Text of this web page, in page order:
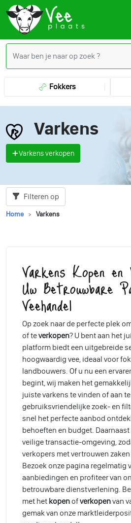
Fokkers
Varkens
Varkens verkopen
Filteren op
Home Varkens
Varkens Kopen en
Uw Betrouwbare
Veehandel
Op zoek naar de perfecte plek
of teverkopen? U bent aan het
platform biedt een uitgebreide
hoogwaardig vee, ideaal voor
landbouwers. Of u nu een
begint, wij maken het
juiste varkens te vinden of aan
gebruiksvriendelijke zoek- en
snel het perfecte aanbod
behoeften en budget.
veilige transactie-omgeving,
verkopers met vertrouwen
Bezoek onze pagina regelmatig
aanbiedingen en profiteer van
betrouwbare dienstverlening.
met het kopen ofverkopenvan
gemak van onze